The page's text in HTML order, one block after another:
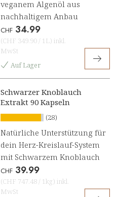
veganem Algenöl aus
nachhaltigem Anbau
CHF 34.99
(CHF 349.90 / 1L) inkl.
MwSt
Auf Lager
Schwarzer Knoblauch
Extrakt 90 Kapseln
(28)
Natürliche Unterstützung für
dein Herz-Kreislauf-System
mit Schwarzem Knoblauch
CHF 39.99
(CHF 747.48 / 1kg) inkl.
MwSt